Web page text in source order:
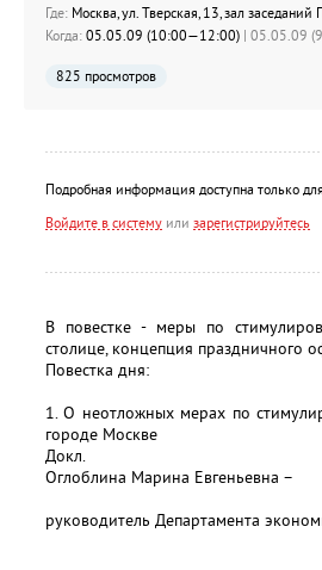
Где: Москва, ул. Тверская, 13, зал заседаний
Когда: 05.05.09 (10:00—12:00) | 05.05.09
825 просмотров
Подробная информация доступна только
Войдите в систему или зарегистрируйтесь
В повестке - меры по
столице, концепция праздничного
Повестка дня:
1. О неотложных мерах по
городе Москве
Докл.
Оглоблина Марина Евгеньевна –
руководитель Департамента